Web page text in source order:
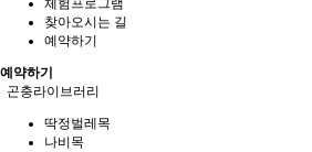
체험프로그램
찾아오시는 길
예약하기
예약하기
곤충라이브러리
딱정벌레목
나비목